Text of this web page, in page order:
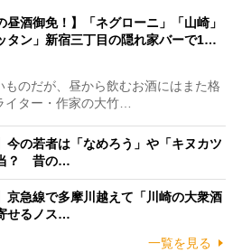
昼酒御免！】「ネグローニ」「山崎」
タン」新宿三丁目の隠れ家バーで1…
のだが、昼から飲むお酒にはまた格
ター・作家の大竹…
今の若者は「なめろう」や「キヌカツ
当？ 昔の…
京急線で多摩川越えて「川崎の大衆酒
せるノス…
一覧を見る